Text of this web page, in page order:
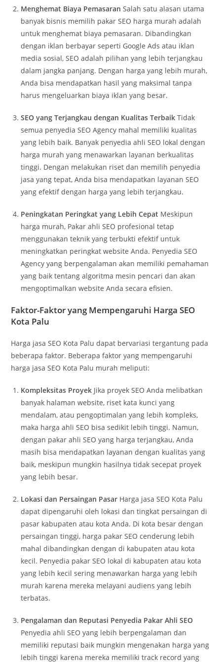
Menghemat Biaya Pemasaran Salah satu alasan utama
banyak bisnis memilih pakar SEO harga murah adalah
untuk menghemat biaya pemasaran. Dibandingkan
dengan iklan berbayar seperti Google Ads atau iklan
media sosial, SEO adalah pilihan yang lebih terjangkau
dalam jangka panjang. Dengan harga yang lebih murah,
Anda bisa mendapatkan hasil yang maksimal tanpa
harus mengeluarkan biaya iklan yang besar.
SEO yang Terjangkau dengan Kualitas Terbaik Tidak
semua penyedia SEO Agency mahal memiliki kualitas
yang lebih baik. Banyak penyedia ahli SEO lokal dengan
harga murah yang menawarkan layanan berkualitas
tinggi. Dengan melakukan riset dan memilih penyedia
jasa yang tepat, Anda bisa mendapatkan layanan SEO
yang efektif dengan harga yang lebih terjangkau.
Peningkatan Peringkat yang Lebih Cepat Meskipun
harga murah, Pakar ahli SEO profesional tetap
menggunakan teknik yang terbukti efektif untuk
meningkatkan peringkat website Anda. Penyedia SEO
Agency yang berpengalaman akan memiliki pemahaman
yang baik tentang algoritma mesin pencari dan akan
mengoptimalkan website Anda secara efisien.
Faktor-Faktor yang Mempengaruhi Harga SEO
Kota Palu
Harga jasa SEO Kota Palu dapat bervariasi tergantung pada
beberapa faktor. Beberapa faktor yang mempengaruhi
harga jasa SEO Kota Palu murah meliputi:
Kompleksitas Proyek Jika proyek SEO Anda melibatkan
banyak halaman website, riset kata kunci yang
mendalam, atau pengoptimalan yang lebih kompleks,
maka harga ahli SEO bisa sedikit lebih tinggi. Namun,
dengan pakar ahli SEO yang harga terjangkau, Anda
masih bisa mendapatkan layanan dengan kualitas yang
baik, meskipun mungkin hasilnya tidak secepat proyek
yang lebih besar.
Lokasi dan Persaingan Pasar Harga jasa SEO Kota Palu
dapat dipengaruhi oleh lokasi dan tingkat persaingan di
pasar kabupaten atau kota Anda. Di kota besar dengan
persaingan tinggi, harga pakar SEO cenderung lebih
mahal dibandingkan dengan di kabupaten atau kota
kecil. Penyedia pakar SEO lokal di kabupaten atau kota
yang lebih kecil sering menawarkan harga yang lebih
murah karena mereka melayani audiens yang lebih
terbatas.
Pengalaman dan Reputasi Penyedia Pakar Ahli SEO
Penyedia ahli SEO yang lebih berpengalaman dan
memiliki reputasi baik mungkin mengenakan harga yang
lebih tinggi karena mereka memiliki track record yang